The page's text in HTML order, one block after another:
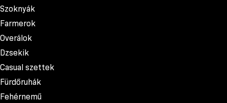
Szoknyák
Farmerok
Overálok
Dzsekik
Casual szettek
Fürdőruhák
Fehérnemű